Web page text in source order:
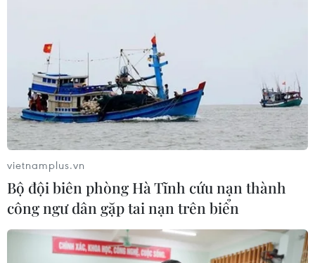
vietnamplus.vn
Bộ đội biên phòng Hà Tĩnh cứu nạn thành
công ngư dân gặp tai nạn trên biển